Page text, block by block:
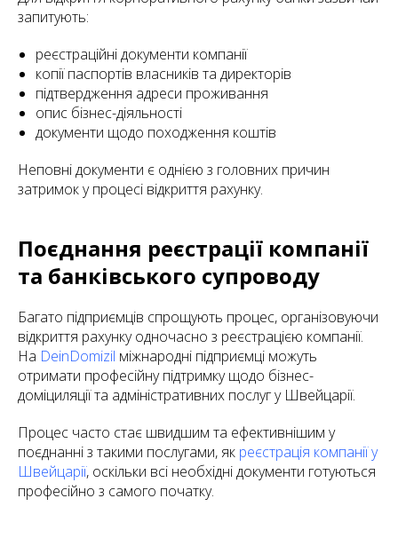
запитують:
реєстраційні документи компанії
копії паспортів власників та директорів
підтвердження адреси проживання
опис бізнес-діяльності
документи щодо походження коштів
Неповні документи є однією з головних причин
затримок у процесі відкриття рахунку.
Поєднання реєстрації компанії
та банківського супроводу
Багато підприємців спрощують процес, організовуючи
відкриття рахунку одночасно з реєстрацією компанії.
На DeinDomizil міжнародні підприємці можуть
отримати професійну підтримку щодо бізнес-
доміциляції та адміністративних послуг у Швейцарії.
Процес часто стає швидшим та ефективнішим у
поєднанні з такими послугами, як реєстрація компанії у
Швейцарії, оскільки всі необхідні документи готуються
професійно з самого початку.